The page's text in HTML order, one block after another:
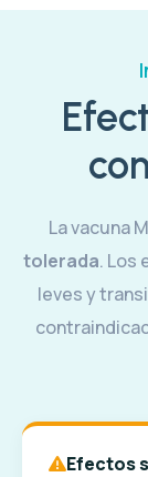
La vacuna
tolerada. Los
leves y
Efectos